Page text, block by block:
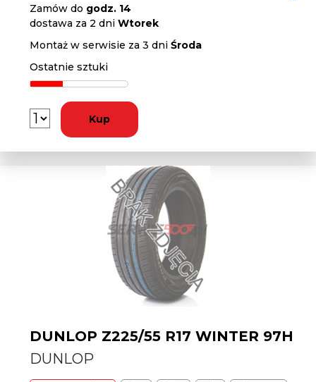
Zamów do godz. 14
dostawa za 2 dniWtorek
Montaż w serwisie za 3 dniŚroda
Ostatnie sztuki
Kup
DUNLOP Z225/55 R17 WINTER 97H
DUNLOP